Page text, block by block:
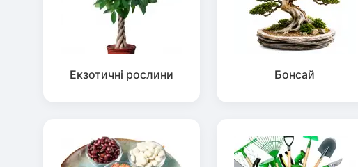
Екзотичні рослини Бонсай